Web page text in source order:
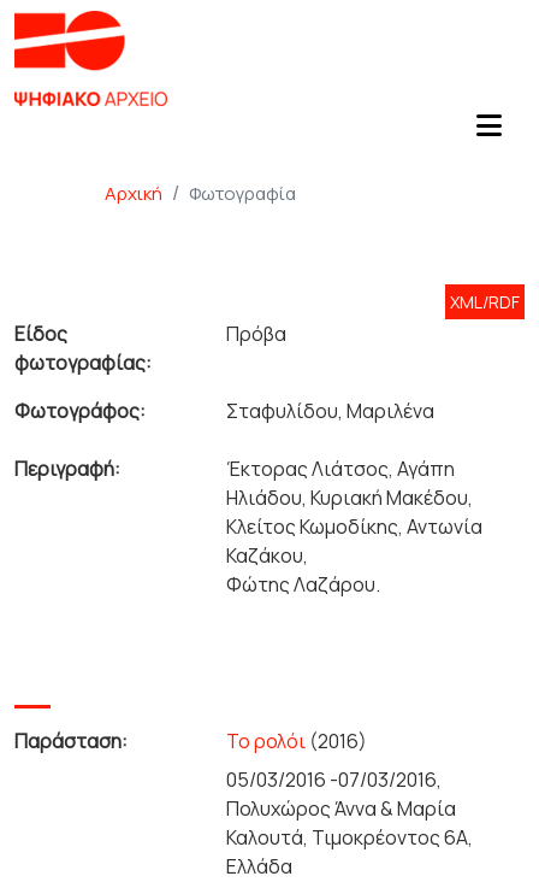
Αρχική Φωτογραφία
XML/RDF
Είδος
φωτογραφίας:
Πρόβα
Φωτογράφος: Σταφυλίδου, Μαριλένα
Περιγραφή:
Έκτορας Λιάτσος, Αγάπη
Ηλιάδου, Κυριακή Μακέδου,
Κλείτος Κωμοδίκης, Αντωνία
Καζάκου,
Φώτης Λαζάρου.
Παράσταση: Το ρολόι (2016)
05/03/2016 -07/03/2016,
Πολυχώρος Άννα & Μαρία
Καλουτά, Τιμοκρέοντος 6Α,
Ελλάδα